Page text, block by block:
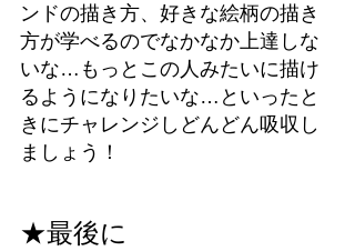
ンドの描き方、好きな絵柄の描き
方が学べるのでなかなか上達しな
いな…もっとこの人みたいに描け
るようになりたいな…といったと
きにチャレンジしどんどん吸収し
ましょう！
★最後に